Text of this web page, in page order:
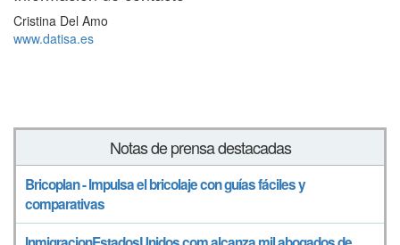
Cristina Del Amo
www.datisa.es
Notas de prensa destacadas
Bricoplan - Impulsa el bricolaje con guías fáciles y
comparativas